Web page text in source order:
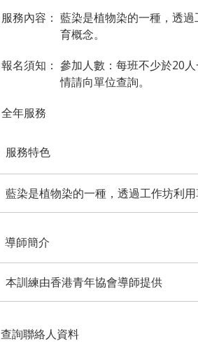
服務內容： 藍染是植物染的一種，透
育概念。
報名須知： 參加人數：每班不少於20
情請向單位查詢。
全年服務
服務特色
藍染是植物染的一種，透過工作坊利
導師簡介
本訓練由香港青年協會導師提供
查詢聯絡人資料